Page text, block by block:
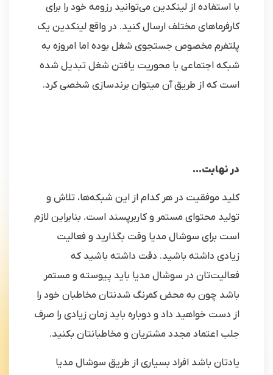
با استفاده از لینکدین می‌توانید رزومه خود را برای
کارفرماهای مختلف ارسال کنید. در واقع لینکدین یک
پلتفرم مخصوص جستجوی شغل بوده اما امروزه به
شبکه‌ اجتماعی با محوریت یافتن شغل تبدیل شده
است که از طریق آن می‎توان برندسازی شخصی کرد.
در نهایت…
کلید موفقیت در هر کدام از این شبکه‌ها، تلاش و
تولید محتوای مستمر و کاربرپسند است. بنابراین لازم
است برای سوشال مدیا وقت بگذارید و فعالیت
زیادی داشته باشید. دقت داشته باشید که
فعالیت‌تان در سوشال مدیا باید پیوسته و مستمر
باشد چون به محض کمرنگ شدنتان مخاطبان خود را
از دست خواهید داد و دوباره باید زمان زیادی را صرف
جلب اعتماد مجدد مشتریان و مخاطبانتان بکنید.
یادتان باشد افراد بسیاری از طریق سوشال مدیا